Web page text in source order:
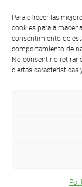
Para ofrecer las
cookies para
consentimiento de
comportamiento de
No consentir o retirar
ciertas características
Agenda
Club